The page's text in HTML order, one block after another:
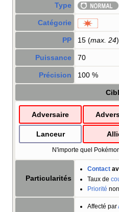
Type
Catégorie
PP 15 (max. 24)
Puissance 70
Précision 100 %
Adversaire
Lanceur
N'importe quel
Particularités
Contact
Taux de
Priorité
Affecté par